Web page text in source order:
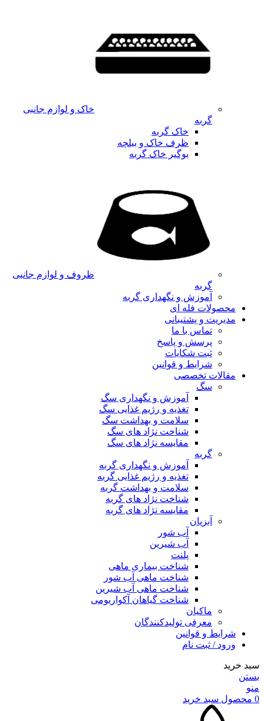
خاک و لوازم جانبی
گربه
خاک گربه
ظرف خاک و بیلچه
بوگیر خاک گربه
ظروف و لوازم جانبی
گربه
آموزش و نگهداری گربه
محصولات فله ای
مدیریت و پشتیبانی
تماس با ما
پرسش و پاسخ
ثبت شکایات
شرایط و قوانین
مقالات تخصصی
سگ
آموزش و نگهداری سگ
تغذیه و رژیم غذایی سگ
سلامت و بهداشت سگ
شناخت نژاد های سگ
مقایسه نژاد های سگ
گربه
آموزش و نگهداری گربه
تغذیه و رژیم غذایی گربه
سلامت و بهداشت گربه
شناخت نژاد های گربه
مقایسه نژاد های گربه
آبزیان
آب شور
آب شیرین
پلنت
شناخت بیماری ماهی
شناخت ماهی آب شور
شناخت ماهی آب شیرین
شناخت گیاهان آکواریومی
ماکیان
معرفی تولیدکنندگان
شرایط و قوانین
ورود / ثبت نام
سبد خرید
بستن
منو
0 محصول سبد خرید